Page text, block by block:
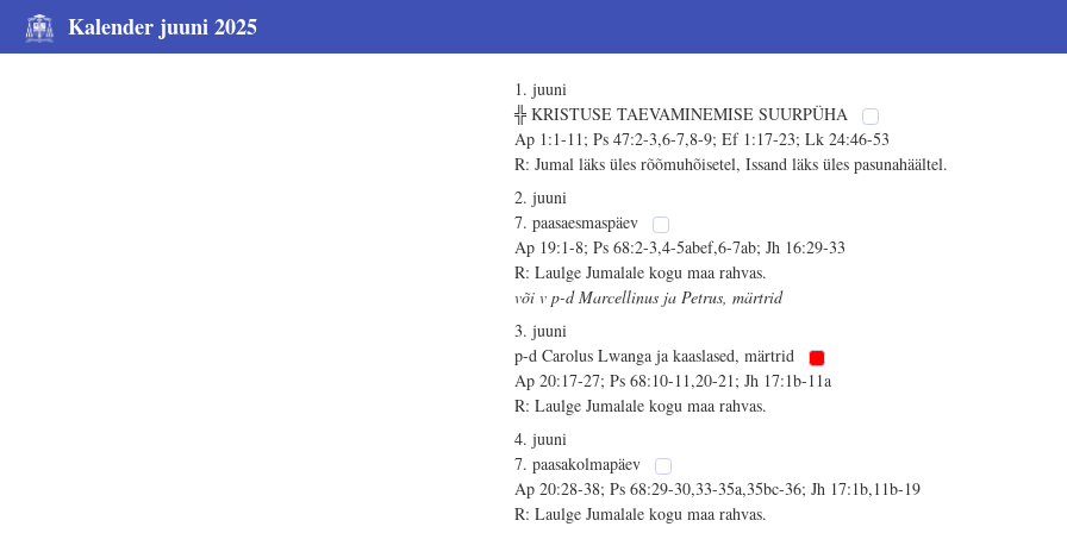
Kalender juuni 2025
1. juuni
╬ KRISTUSE TAEVAMINEMISE SUURPÜHA
Ap 1:1-11; Ps 47:2-3,6-7,8-9; Ef 1:17-23; Lk 24:46-53
R: Jumal läks üles rõõmuhõisetel, Issand läks üles pasunahäältel.
2. juuni
7. paasaesmaspäev
Ap 19:1-8; Ps 68:2-3,4-5abef,6-7ab; Jh 16:29-33
R: Laulge Jumalale kogu maa rahvas.
või v p-d Marcellinus ja Petrus, märtrid
3. juuni
p-d Carolus Lwanga ja kaaslased, märtrid
Ap 20:17-27; Ps 68:10-11,20-21; Jh 17:1b-11a
R: Laulge Jumalale kogu maa rahvas.
4. juuni
7. paasakolmapäev
Ap 20:28-38; Ps 68:29-30,33-35a,35bc-36; Jh 17:1b,11b-19
R: Laulge Jumalale kogu maa rahvas.